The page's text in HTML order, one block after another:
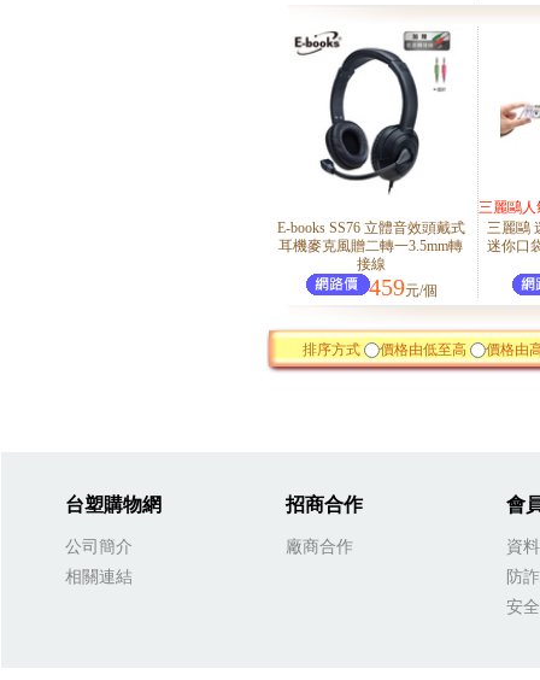
E-books SS76 立體音效頭戴式
耳機麥克風贈二轉一3.5mm轉
接線
459元/個
三麗鷗
造型迷
三麗鷗
迷你口
排序方式 價格由低至高 價格由
台塑購物網
公司簡介
相關連結
招商合作
廠商合作
會
資
防
安